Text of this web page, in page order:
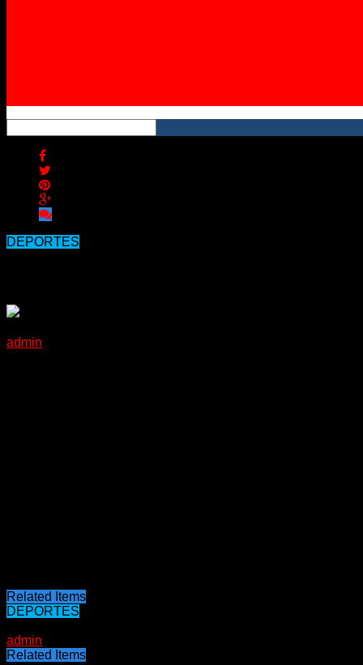
DEPORTES
admin
Related Items
DEPORTES
admin
Related Items